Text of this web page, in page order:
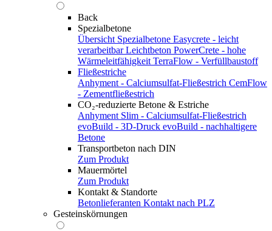
Back
Spezialbetone
Übersicht Spezialbetone Easycrete - leicht
verarbeitbar Leichtbeton PowerCrete - hohe
Wärmeleitfähigkeit TerraFlow - Verfüllbaustoff
Fließestriche
Anhyment - Calciumsulfat-Fließestrich CemFlow
- Zementfließestrich
CO₂-reduzierte Betone & Estriche
Anhyment Slim - Calciumsulfat-Fließestrich
evoBuild - 3D-Druck evoBuild - nachhaltigere
Betone
Transportbeton nach DIN
Zum Produkt
Mauermörtel
Zum Produkt
Kontakt & Standorte
Betonlieferanten Kontakt nach PLZ
Gesteinskörnungen